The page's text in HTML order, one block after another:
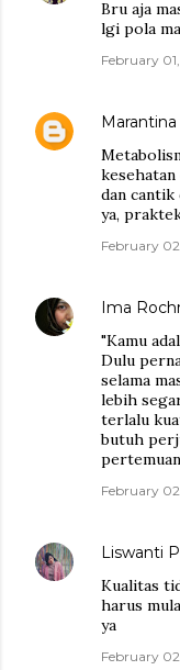
Bru aja
lgi pola
February
Marantina
kesehatan
dan cantik
ya,
February
Ima
"Kamu
Dulu
selama
lebih
terlalu
butuh
February
Liswanti
Kualitas
harus
ya
February